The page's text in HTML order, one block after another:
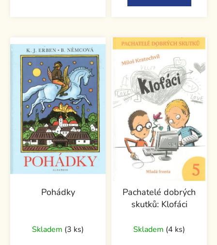
Pohádky
Skladem (3 ks)
Pachatelé dobrých
skutků: Klofáci
Skladem (4 ks)